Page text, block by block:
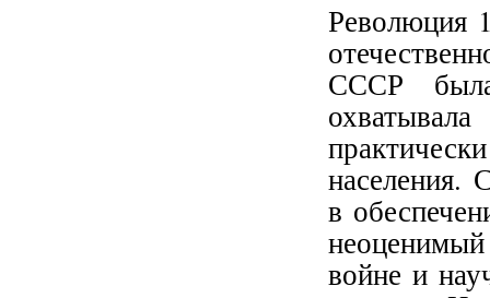
Революция
СССР
населения.
в
войне и